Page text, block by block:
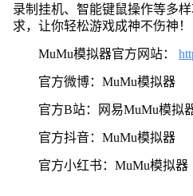
录制挂机、智能键鼠操作等多
求，让你轻松游戏成神不伤神！
MuMu模拟器官方网站：
官方微博：MuMu模拟器
官方B站：网易MuMu模拟
官方抖音：MuMu模拟器
官方小红书：MuMu模拟器